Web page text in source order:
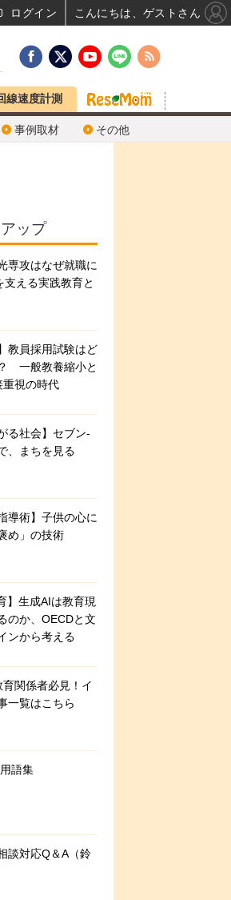
事例取材 その他
線速度計測
ップ
専攻はなぜ就職に
える実践教育と
教員採用試験はど
一般教養縮小と
重視の時代
る社会】セブン‐
、まちを見る
導術】子供の心に
め」の技術
】生成AIは教育現
のか、OECDと文
ンから考える
育関係者必見！イ
一覧はこちら
語集
談対応Q＆A（鈴
ログイン こんにちは、ゲストさん